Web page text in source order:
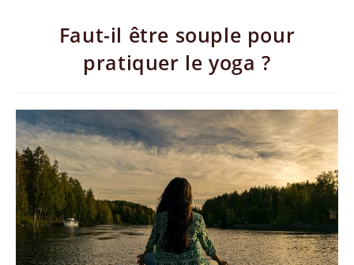
Faut-il être souple pour
pratiquer le yoga ?